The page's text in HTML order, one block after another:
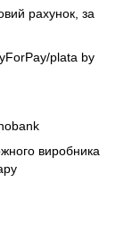
рахунок, за
plata by
виробника